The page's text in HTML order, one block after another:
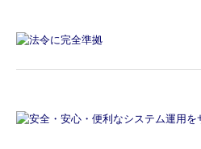
税理士変更のご検討